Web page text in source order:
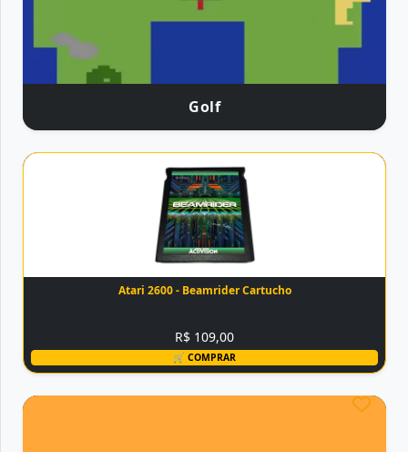
Golf
Atari 2600 - Beamrider Cartucho
R$ 109,00
🛒 COMPRAR